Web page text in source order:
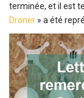
terminée, et il est
Droner » a été